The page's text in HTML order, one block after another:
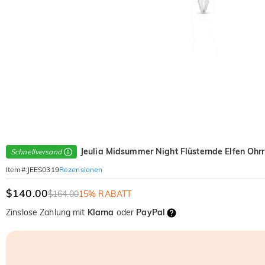
Schnellversand Jeulia Midsummer Night Flüsternde Elfen
Item#: JEES0319Rezensionen
$140.00$164.0015% RABATT
Zinslose Zahlung mit Klarna oder PayPal